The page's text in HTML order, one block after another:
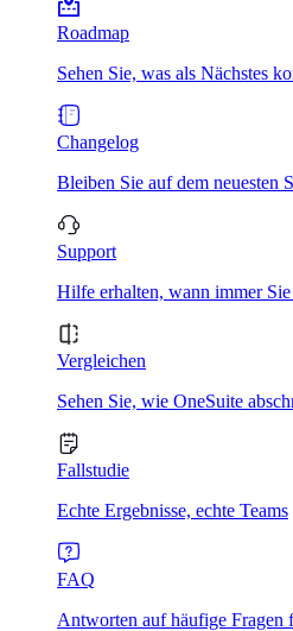
Roadmap
Sehen Sie, was als Nächstes
Changelog
Bleiben Sie auf dem neuesten
Support
Hilfe erhalten, wann immer Sie
Vergleichen
Sehen Sie, wie OneSuite
Fallstudie
Echte Ergebnisse, echte Teams
FAQ
Antworten auf häufige Fragen